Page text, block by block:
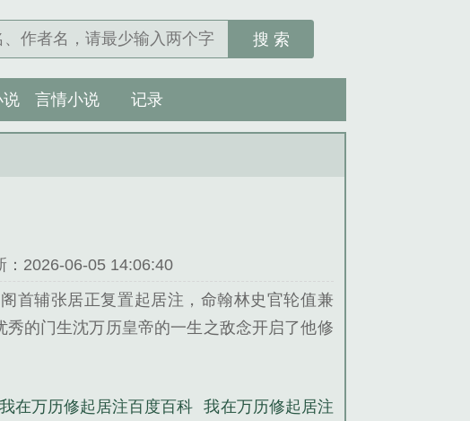
搜 索
说 言情小说 记录
：2026-06-05 14:06:40
首辅张居正复置起居注，命翰林史官轮值兼
的门生沈万历皇帝的一生之敌念开启了他修
醉酒误经筵，太后首辅怒斥之，言废君主。
在御前曰采榷之祸，皆帝之过。那年，万历
默而生，史官之至高荣耀就是被皇帝杀死！
我在万历修起居注百度百科
我在万历修起居注